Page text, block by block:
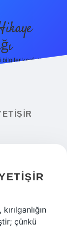
bilgiler keşfet!
çünkü